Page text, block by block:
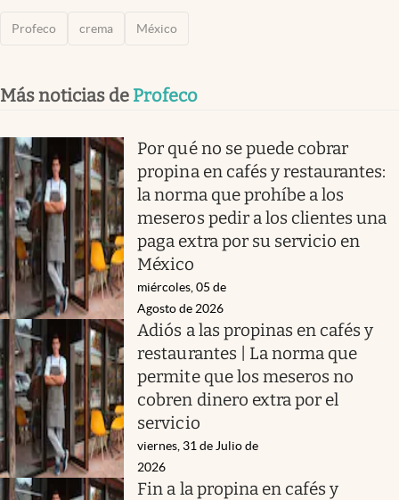
Profeco crema México
Más noticias de Profeco
Por qué no se puede cobrar
propina en cafés y restaurantes:
la norma que prohíbe a los
meseros pedir a los clientes una
paga extra por su servicio en
México
miércoles, 05 de
Agosto de 2026
Adiós a las propinas en cafés y
restaurantes | La norma que
permite que los meseros no
cobren dinero extra por el
servicio
viernes, 31 de Julio de
2026
Fin a la propina en cafés y